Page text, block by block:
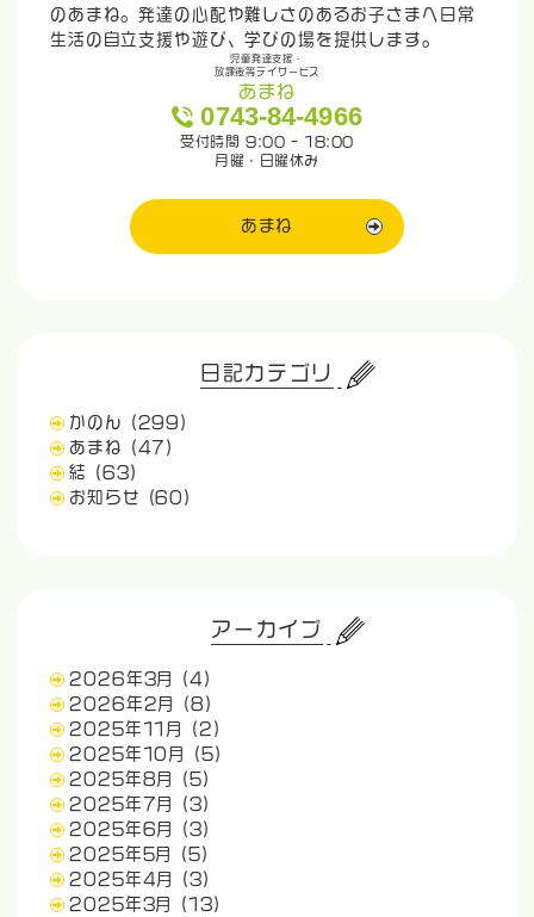
のあまね。発達の心配や難しさのあるお子さまへ日常
生活の自立支援や遊び、学びの場を提供します。
児童発達支援・
放課後等デイサービス
あまね
0743-84-4966
受付時間 9:00 - 18:00
月曜・日曜休み
あまね
日記カテゴリ
かのん
(299)
あまね
(47)
結
(63)
お知らせ
(60)
アーカイブ
2026年3月
(4)
2026年2月
(8)
2025年11月
(2)
2025年10月
(5)
2025年8月
(5)
2025年7月
(3)
2025年6月
(3)
2025年5月
(5)
2025年4月
(3)
2025年3月
(13)